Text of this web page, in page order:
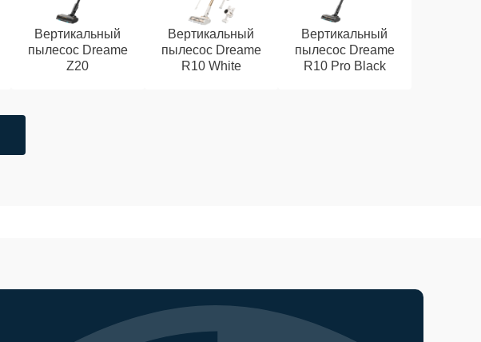
Вертикальный
пылесос Dreame
Z20
Вертикальный
пылесос Dreame
R10 White
Вертикальный
пылесос Dreame
R10 Pro Black